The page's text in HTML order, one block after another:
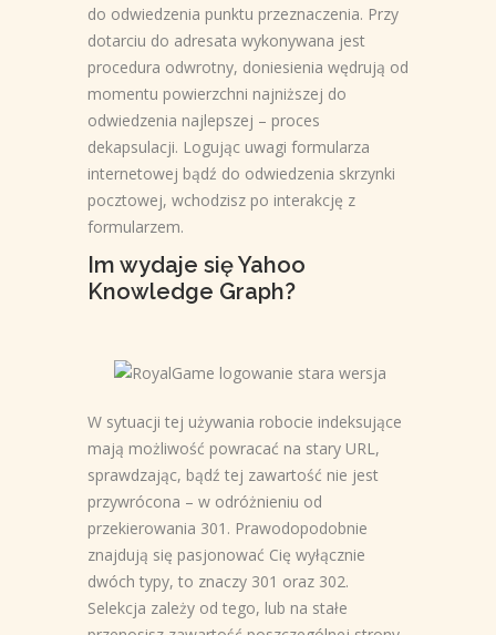
do odwiedzenia punktu przeznaczenia. Przy
dotarciu do adresata wykonywana jest
procedura odwrotny, doniesienia wędrują od
momentu powierzchni najniższej do
odwiedzenia najlepszej – proces
dekapsulacji. Logując uwagi formularza
internetowej bądź do odwiedzenia skrzynki
pocztowej, wchodzisz po interakcję z
formularzem.
Im wydaje się Yahoo
Knowledge Graph?
W sytuacji tej używania robocie indeksujące
mają możliwość powracać na stary URL,
sprawdzając, bądź tej zawartość nie jest
przywrócona – w odróżnieniu od
przekierowania 301. Prawodopodobnie
znajdują się pasjonować Cię wyłącznie
dwóch typy, to znaczy 301 oraz 302.
Selekcja zależy od tego, lub na stałe